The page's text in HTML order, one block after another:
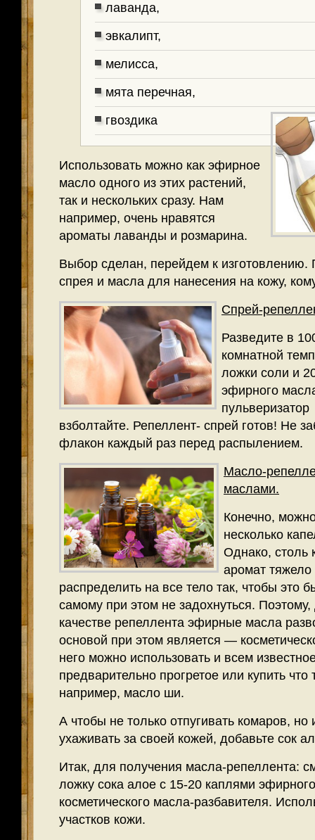
лаванда,
эвкалипт,
мелисса,
мята перечная,
гвоздика
Использовать можно как эфирное
масло одного из этих растений,
так и нескольких сразу. Нам
например, очень нравятся
ароматы лаванды и розмарина.
Выбор сделан, перейдем к изготовлению.
спрея и масла для нанесения на кожу,
Спрей-
Разведите в
комнатной
ложки соли и
эфирного
взболтайте. Репеллент- спрей готов! Не
флакон каждый раз перед распылением.
Масло-
маслами.
Конечно,
несколько
Однако, столь
аромат
распределить на все тело так, чтобы это
самому при этом не задохнуться.
качестве репеллента эфирные масла
основой при этом является —
него можно использовать и всем
предварительно прогретое или купить что
например, масло ши.
А чтобы не только отпугивать комаров,
ухаживать за своей кожей, добавьте сок
Итак, для получения масла-репеллента:
ложку сока алое с 15-20 каплями
косметического масла-разбавителя.
участков кожи.